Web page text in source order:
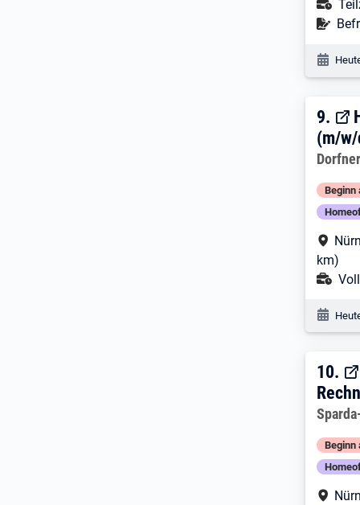
9.
9.
(m/
Beginn
km)
10.
10.
Beginn